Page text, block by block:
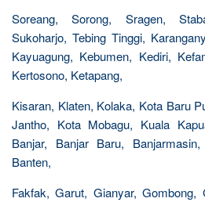
Soreang, Sorong, Sragen,
Sukoharjo, Tebing Tinggi,
Kayuagung, Kebumen, Kediri,
Kertosono, Ketapang,
Kisaran, Klaten, Kolaka, Kota Baru
Jantho, Kota Mobagu, Kuala
Banjar, Banjar Baru, Banjarmasin,
Banten,
Fakfak, Garut, Gianyar, Gombong,